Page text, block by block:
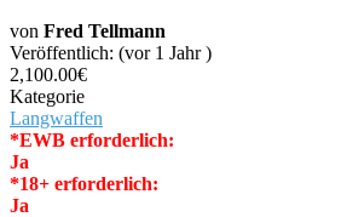
von Fred Tellmann
Veröffentlich: (vor 1 Jahr )
2,100.00€
Kategorie
Langwaffen
*EWB erforderlich:
Ja
*18+ erforderlich:
Ja